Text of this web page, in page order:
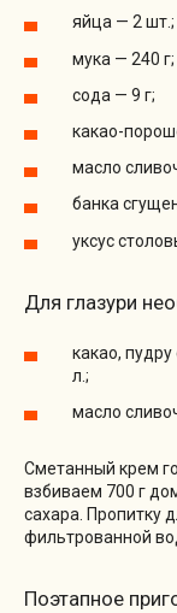
яйца — 2 шт.;
мука — 240 г;
сода — 9 г;
какао-
масло
банка
уксус
Для глазури
какао,
л.;
масло
Сметанный крем
взбиваем 700 г
сахара. Пропитку
фильтрованной
Поэтапное